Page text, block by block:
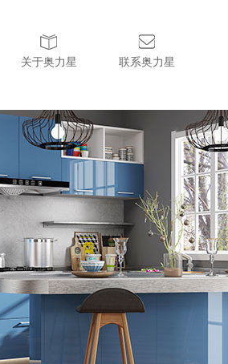
关于奥力星 联系奥力星